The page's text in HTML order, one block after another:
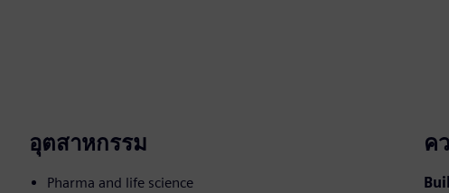
อุตสาหกรรม
Pharma and life science
ค